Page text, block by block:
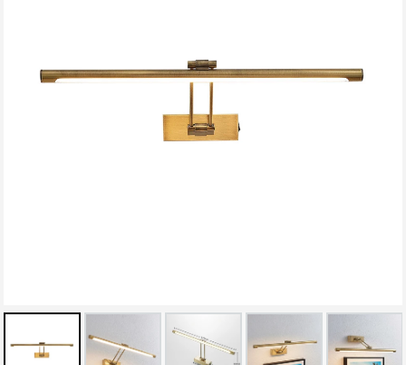
imágenes